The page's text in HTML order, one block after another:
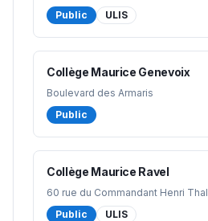
Public
ULIS
Collège Maurice Genevoix
Boulevard des Armaris
Public
Collège Maurice Ravel
60 rue du Commandant Henri Thal
Public
ULIS